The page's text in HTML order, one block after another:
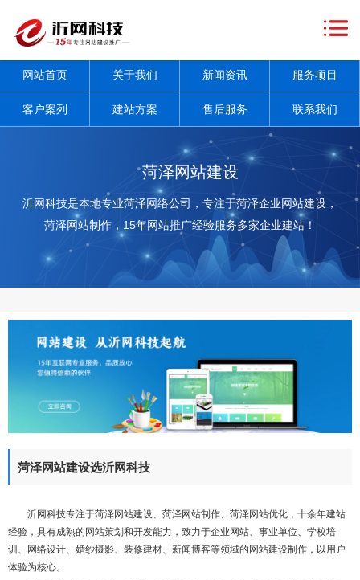
首
页
于
我
新
闻
服
网站首页 关于我们 新闻资讯 服务项目
客户案列 建站方案 售后服务 联系我们
菏泽网站建设
沂网科技是本地专业菏泽网络公司，专注于菏泽企业网站建设，
菏泽网站制作，15年网站推广经验服务多家企业建站！
菏泽网站建设选沂网科技
沂网科技专注于菏泽网站建设、菏泽网站制作、菏泽网站优化，十余年建站
经验，具有成熟的网站策划和开发能力，致力于企业网站、事业单位、学校培
训、网络设计、婚纱摄影、装修建材、新闻博客等领域的网站建设制作，以用户
体验为核心。